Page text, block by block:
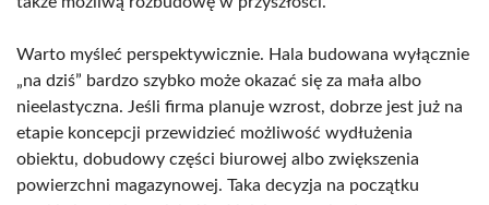
Warto myśleć perspektywicznie. Hala budowana wyłącznie
„na dziś” bardzo szybko może okazać się za mała albo
nieelastyczna. Jeśli firma planuje wzrost, dobrze jest już na
etapie koncepcji przewidzieć możliwość wydłużenia
obiektu, dobudowy części biurowej albo zwiększenia
powierzchni magazynowej. Taka decyzja na początku